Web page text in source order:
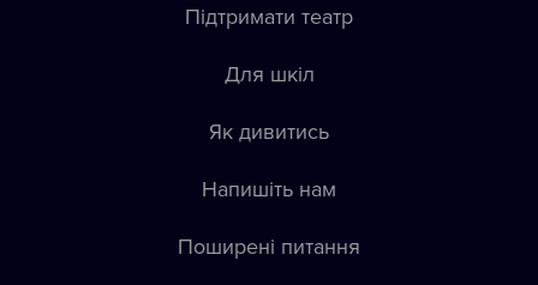
Підтримати театр
Для шкіл
Як дивитись
Напишіть нам
Пoширені питання